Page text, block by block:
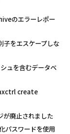
のエラーレポー
をエスケープしな
ュを含むデータベ
create
廃止されました
パスワードを使用